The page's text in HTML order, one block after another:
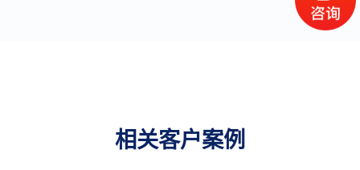
相关客户案例